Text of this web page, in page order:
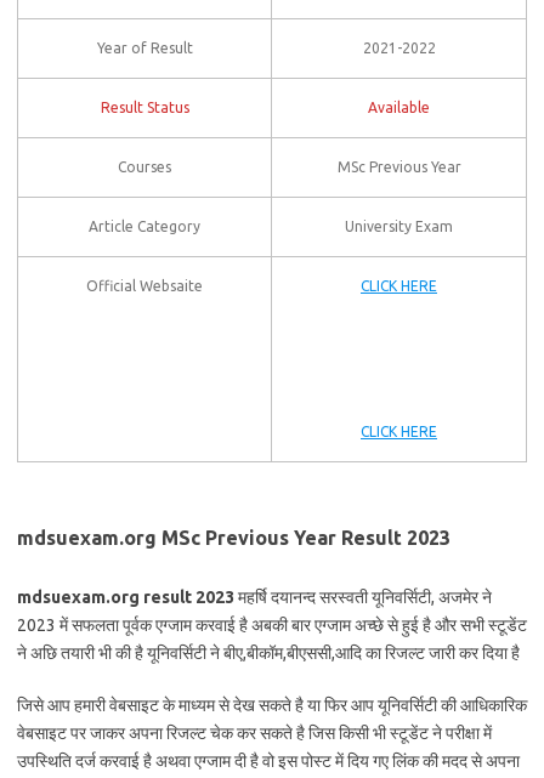
Year of Result 2021-2022
Result Status Available
Courses MSc Previous Year
Article Category University Exam
Official Websaite CLICK HERE
CLICK HERE
mdsuexam.org MSc Previous Year Result 2023
mdsuexam.org result 2023 महर्षि दयानन्द सरस्वती यूनिवर्सिटी, अजमेर ने
2023 में सफलता पूर्वक एग्जाम करवाई है अबकी बार एग्जाम अच्छे से हुई है और सभी स्टूडेंट
ने अछि तयारी भी की है यूनिवर्सिटी ने बीए,बीकॉम,बीएससी,आदि का रिजल्ट जारी कर दिया है
जिसे आप हमारी वेबसाइट के माध्यम से देख सकते है या फिर आप यूनिवर्सिटी की आधिकारिक
वेबसाइट पर जाकर अपना रिजल्ट चेक कर सकते है जिस किसी भी स्टूडेंट ने परीक्षा में
उपस्थिति दर्ज करवाई है अथवा एग्जाम दी है वो इस पोस्ट में दिय गए लिंक की मदद से अपना